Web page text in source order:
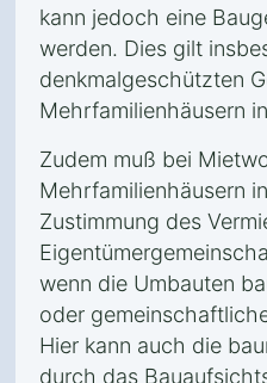
kann jedoch eine
werden. Dies gilt
denkmalgeschützten
Mehrfamilienhäusern
Zudem muß bei
Mehrfamilienhäusern
Zustimmung des
wenn die Umbauten
oder
Hier kann auch die
durch das